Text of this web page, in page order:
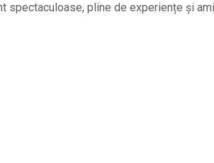
spectaculoase, pline de experiențe și